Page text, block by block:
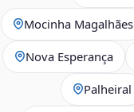
Mocinha Magalhães
Nova Esperança
Palheiral